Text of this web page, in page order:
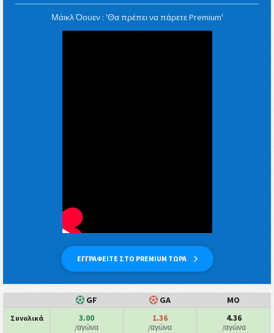
ΕΓΓΡΑΦΕΙΤΕ ΣΤΟ PREMIUM ΤΩΡΑ
Μάικλ Όουεν : 'Θα πρέπει να πάρετε Premium'
GF GA ΜΟ
Συνολικά 3.00
/αγώνα
1.36
/αγώνα
4.36
/αγώνα